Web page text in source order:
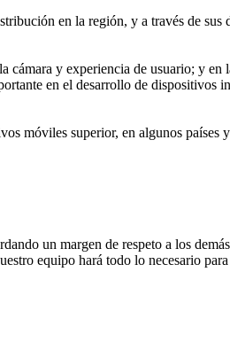
en la región, y a través de sus
y experiencia de usuario; y en
en el desarrollo de dispositivos
móviles superior, en algunos países
un margen de respeto a los
equipo hará todo lo necesario